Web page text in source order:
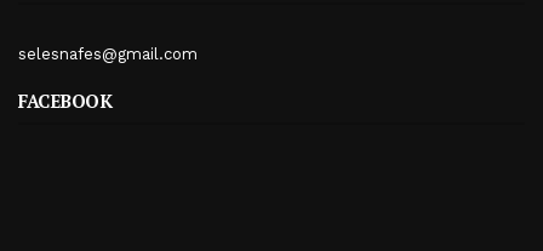
selesnafes@gmail.com
FACEBOOK